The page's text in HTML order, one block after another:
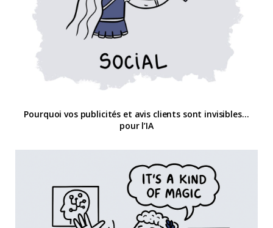
Pourquoi vos publicités et avis clients sont invisibles…
pour l’IA